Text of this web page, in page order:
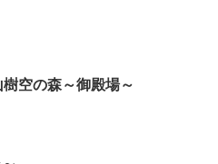
空の森～御殿場～